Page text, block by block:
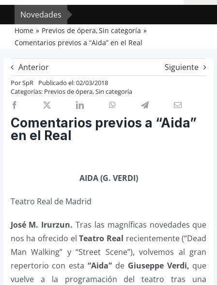
Inicio
Actual
Artículos
Crítica
Previos de ópera
Entrevistas
Recomendación
Cosas de Beckmesser
Nosotros y privacidad
Novedades
Home Previos de ópera Sin categoría
Comentarios previos a “Aida” en el Real
Anterior Siguiente
PorSpR
Publicado el: 02/03/2018
Categorías: Previos de ópera,Sin categoría
Comentarios previos a “Aida”
en el Real
AIDA (G. VERDI)
Teatro Real de Madrid
José M. Irurzun. Tras las magníficas novedades que
nos ha ofrecido elTeatro Real recientemente (“Dead
Man Walking” y “Street Scene”), volvemos al gran
repertorio con esta“Aida” de Giuseppe Verdi, que
vuelve a la programación del teatro tras una